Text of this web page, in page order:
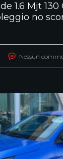
1.6 Mjt
no
Nessun